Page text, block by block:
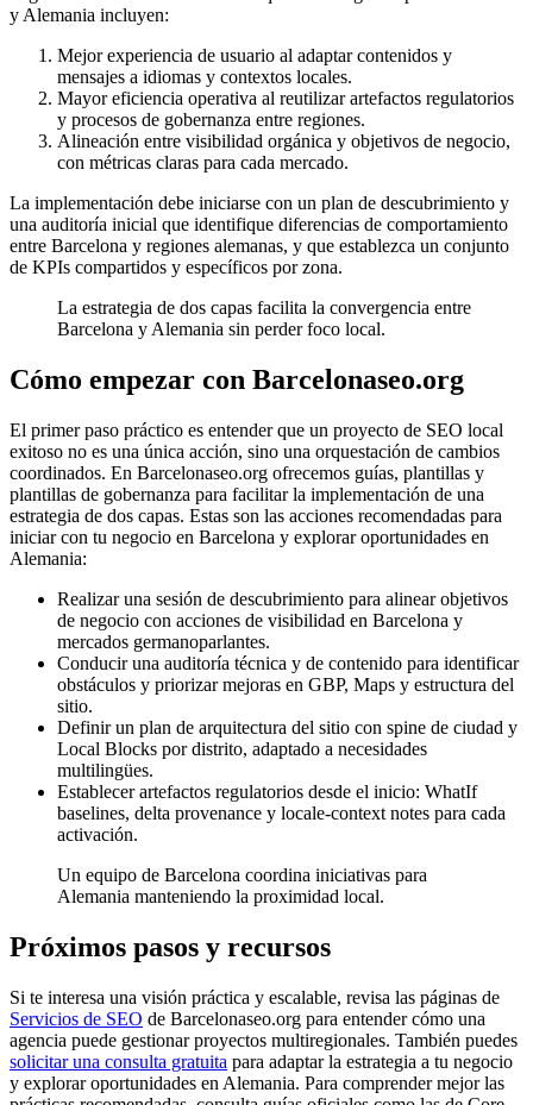
y Alemania incluyen:
Mejor experiencia de usuario al adaptar contenidos y
mensajes a idiomas y contextos locales.
Mayor eficiencia operativa al reutilizar artefactos regulatorios
y procesos de gobernanza entre regiones.
Alineación entre visibilidad orgánica y objetivos de negocio,
con métricas claras para cada mercado.
La implementación debe iniciarse con un plan de descubrimiento y
una auditoría inicial que identifique diferencias de comportamiento
entre Barcelona y regiones alemanas, y que establezca un conjunto
de KPIs compartidos y específicos por zona.
La estrategia de dos capas facilita la convergencia entre
Barcelona y Alemania sin perder foco local.
Cómo empezar con Barcelonaseo.org
El primer paso práctico es entender que un proyecto de SEO local
exitoso no es una única acción, sino una orquestación de cambios
coordinados. En Barcelonaseo.org ofrecemos guías, plantillas y
plantillas de gobernanza para facilitar la implementación de una
estrategia de dos capas. Estas son las acciones recomendadas para
iniciar con tu negocio en Barcelona y explorar oportunidades en
Alemania:
Realizar una sesión de descubrimiento para alinear objetivos
de negocio con acciones de visibilidad en Barcelona y
mercados germanoparlantes.
Conducir una auditoría técnica y de contenido para identificar
obstáculos y priorizar mejoras en GBP, Maps y estructura del
sitio.
Definir un plan de arquitectura del sitio con spine de ciudad y
Local Blocks por distrito, adaptado a necesidades
multilingües.
Establecer artefactos regulatorios desde el inicio: WhatIf
baselines, delta provenance y locale-context notes para cada
activación.
Un equipo de Barcelona coordina iniciativas para
Alemania manteniendo la proximidad local.
Próximos pasos y recursos
Si te interesa una visión práctica y escalable, revisa las páginas de
Servicios de SEO de Barcelonaseo.org para entender cómo una
agencia puede gestionar proyectos multiregionales. También puedes
solicitar una consulta gratuita para adaptar la estrategia a tu negocio
y explorar oportunidades en Alemania. Para comprender mejor las